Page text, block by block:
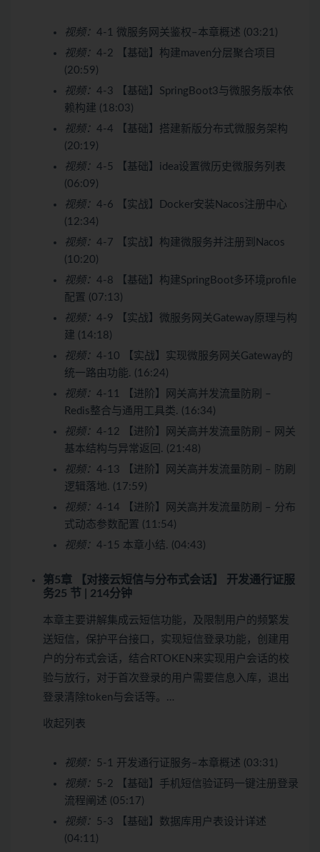
视频： 4-1 微服务网关鉴权–本章概述 (03:21)
视频： 4-2 【基础】构建maven分层聚合项目
(20:59)
视频： 4-3 【基础】SpringBoot3与微服务版本依
赖构建 (18:03)
视频： 4-4 【基础】搭建新版分布式微服务架构
(20:19)
视频： 4-5 【基础】idea设置微历史微服务列表
(06:09)
视频： 4-6 【实战】Docker安装Nacos注册中心
(12:34)
视频： 4-7 【实战】构建微服务并注册到Nacos
(10:20)
视频： 4-8 【基础】构建SpringBoot多环境profile
配置 (07:13)
视频： 4-9 【实战】微服务网关Gateway原理与构
建 (14:18)
视频： 4-10 【实战】实现微服务网关Gateway的
统一路由功能. (16:24)
视频： 4-11 【进阶】网关高并发流量防刷 –
Redis整合与通用工具类. (16:34)
视频： 4-12 【进阶】网关高并发流量防刷 – 网关
基本结构与异常返回. (21:48)
视频： 4-13 【进阶】网关高并发流量防刷 – 防刷
逻辑落地. (17:59)
视频： 4-14 【进阶】网关高并发流量防刷 – 分布
式动态参数配置 (11:54)
视频： 4-15 本章小结. (04:43)
第5章 【对接云短信与分布式会话】 开发通行证服
务25 节 | 214分钟
本章主要讲解集成云短信功能，及限制用户的频繁发
送短信，保护平台接口，实现短信登录功能，创建用
户的分布式会话，结合RTOKEN来实现用户会话的校
验与放行，对于首次登录的用户需要信息入库，退出
登录清除token与会话等。…
收起列表
视频： 5-1 开发通行证服务–本章概述 (03:31)
视频： 5-2 【基础】手机短信验证码一键注册登录
流程阐述 (05:17)
视频： 5-3 【基础】数据库用户表设计详述
(04:11)